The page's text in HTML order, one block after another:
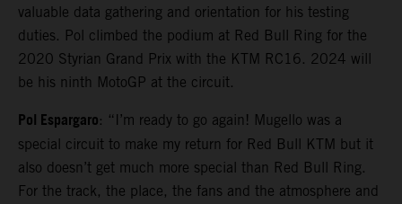
valuable data gathering and orientation for his testing
duties. Pol climbed the podium at Red Bull Ring for the
2020 Styrian Grand Prix with the KTM RC16. 2024 will
be his ninth MotoGP at the circuit.
Pol Espargaro: “I’m ready to go again! Mugello was a
special circuit to make my return for Red Bull KTM but it
also doesn’t get much more special than Red Bull Ring.
For the track, the place, the fans and the atmosphere and